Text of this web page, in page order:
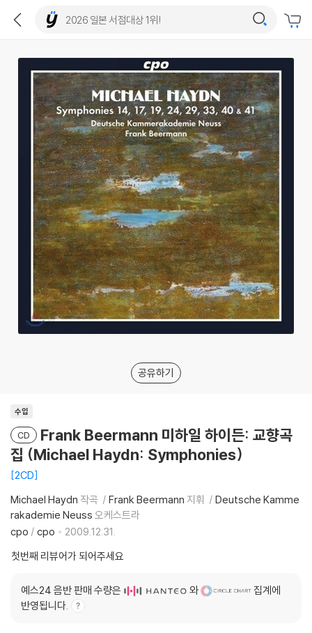
공유하기
수입
CD
Frank Beermann 미하일 하이든: 교향곡
집 (Michael Haydn: Symphonies)
2CD
Michael Haydn 작곡 Frank Beermann 지휘
Deutsche Kamme
rakademie Neuss 오케스트라
cpo / cpo
2009.12.31.
첫번째 리뷰어가 되어주세요
예스24 음반 판매 수량은 와
집계에
반영됩니다.